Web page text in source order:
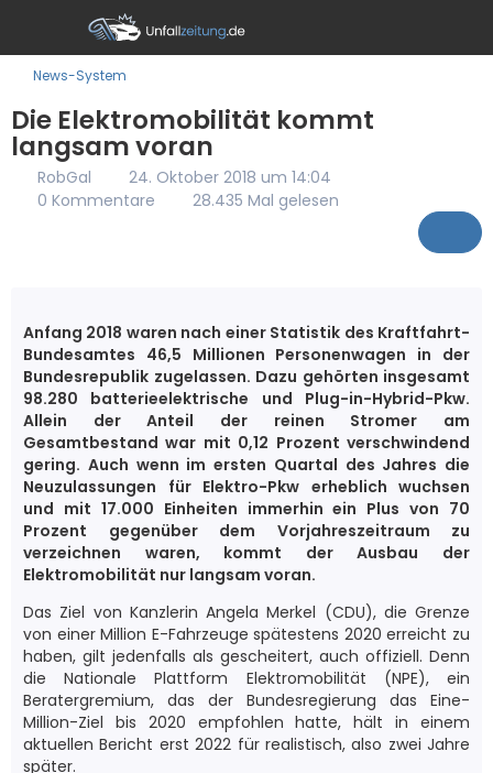
News-System
Die Elektromobilität kommt
langsam voran
RobGal
24. Oktober 2018 um 14:04
0 Kommentare
28.435 Mal gelesen
Anfang 2018 waren nach einer Statistik des Kraftfahrt-
Bundesamtes 46,5 Millionen Personenwagen in der
Bundesrepublik zugelassen. Dazu gehörten insgesamt
98.280 batterieelektrische und Plug-in-Hybrid-Pkw.
Allein der Anteil der reinen Stromer am
Gesamtbestand war mit 0,12 Prozent verschwindend
gering. Auch wenn im ersten Quartal des Jahres die
Neuzulassungen für Elektro-Pkw erheblich wuchsen
und mit 17.000 Einheiten immerhin ein Plus von 70
Prozent gegenüber dem Vorjahreszeitraum zu
verzeichnen waren, kommt der Ausbau der
Elektromobilität nur langsam voran.
Das Ziel von Kanzlerin Angela Merkel (CDU), die Grenze
von einer Million E-Fahrzeuge spätestens 2020 erreicht zu
haben, gilt jedenfalls als gescheitert, auch offiziell. Denn
die Nationale Plattform Elektromobilität (NPE), ein
Beratergremium, das der Bundesregierung das Eine-
Million-Ziel bis 2020 empfohlen hatte, hält in einem
aktuellen Bericht erst 2022 für realistisch, also zwei Jahre
später.